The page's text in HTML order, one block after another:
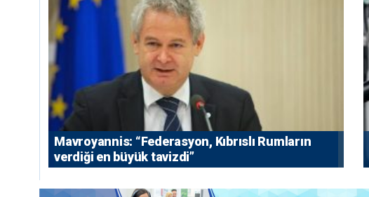
Mavroyannis: “Federasyon, Kıbrıslı Rumların
verdiği en büyük tavizdi”